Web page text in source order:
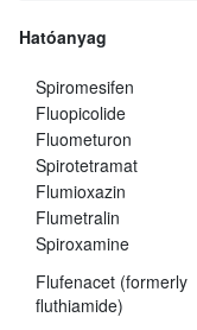
Hatóanyag
Spiromesifen
Fluopicolide
Fluometuron
Spirotetramat
Flumioxazin
Flumetralin
Spiroxamine
Flufenacet (formerly
fluthiamide)